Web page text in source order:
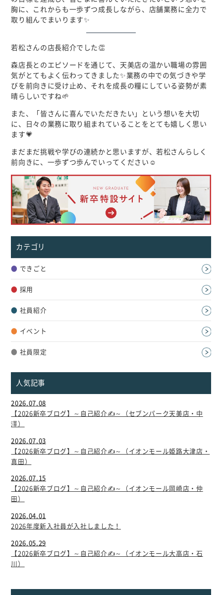
胸に、これからも一歩ずつ成長しながら、店舗業務に全力で
取り組んでまいります✨
若松さんの店長紹介でした👏
森店長とのエピソードを通じて、天美店の温かい職場の雰囲
気がとてもよく伝わってきました✨業務の中での気づきや学
びを前向きに受け止め、それを成長の糧にしている姿勢が素
晴らしいですね🌱
また、「皆さんに喜んでいただきたい」という想いを大切
に、日々の業務に取り組まれていることをとても嬉しく思い
ます💗
まだまだ挑戦や学びの連続かと思いますが、若松さんらしく
前向きに、一歩ずつ歩んでいってください☺
カテゴリ
● できごと
● 採用
● 社員紹介
● イベント
● 社員限定
人気記事
2026.07.08
【2026新卒ブログ】～自己紹介✍～（セブンパーク天美店・中
澤）
2026.07.03
【2026新卒ブログ】～自己紹介✍～（イオンモール姫路大津店・
真田）
2026.07.15
【2026新卒ブログ】～自己紹介✍～（イオンモール岡崎店・仲
田）
2026.04.01
2026年度新入社員が入社しました！
2026.05.29
【2026新卒ブログ】～自己紹介✍～（イオンモール大高店・石
川）